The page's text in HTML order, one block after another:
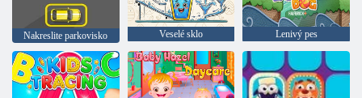
Nakreslite parkovisko Veselé sklo Lenivý pes